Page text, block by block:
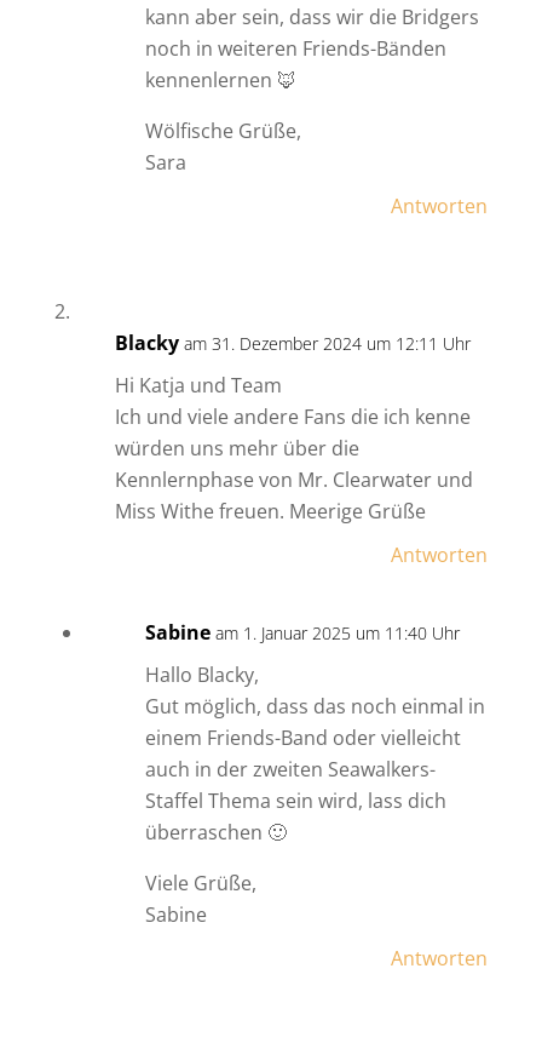
kann aber sein, dass wir die Bridgers
noch in weiteren Friends-Bänden
kennenlernen 🦊
Wölfische Grüße,
Sara
Antworten
Blacky am 31. Dezember 2024 um 12:11 Uhr
Hi Katja und Team
Ich und viele andere Fans die ich kenne
würden uns mehr über die
Kennlernphase von Mr. Clearwater und
Miss Withe freuen. Meerige Grüße
Antworten
Sabine am 1. Januar 2025 um 11:40 Uhr
Hallo Blacky,
Gut möglich, dass das noch einmal in
einem Friends-Band oder vielleicht
auch in der zweiten Seawalkers-
Staffel Thema sein wird, lass dich
überraschen 🙂
Viele Grüße,
Sabine
Antworten